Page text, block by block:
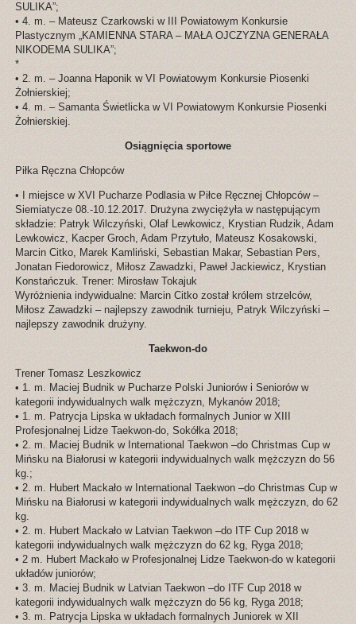
SULIKA”;
• 4. m. – Mateusz Czarkowski w III Powiatowym Konkursie
Plastycznym „KAMIENNA STARA – MAŁA OJCZYZNA GENERAŁA
NIKODEMA SULIKA”;
*
• 2. m. – Joanna Haponik w VI Powiatowym Konkursie Piosenki
Żołnierskiej;
• 4. m. – Samanta Świetlicka w VI Powiatowym Konkursie Piosenki
Żołnierskiej.
Osiągnięcia sportowe
Piłka Ręczna Chłopców
• I miejsce w XVI Pucharze Podlasia w Piłce Ręcznej Chłopców –
Siemiatycze 08.-10.12.2017. Drużyna zwyciężyła w następującym
składzie: Patryk Wilczyński, Olaf Lewkowicz, Krystian Rudzik, Adam
Lewkowicz, Kacper Groch, Adam Przytuło, Mateusz Kosakowski,
Marcin Citko, Marek Kamliński, Sebastian Makar, Sebastian Pers,
Jonatan Fiedorowicz, Miłosz Zawadzki, Paweł Jackiewicz, Krystian
Konstańczuk. Trener: Mirosław Tokajuk
Wyróżnienia indywidualne: Marcin Citko został królem strzelców,
Miłosz Zawadzki – najlepszy zawodnik turnieju, Patryk Wilczyński –
najlepszy zawodnik drużyny.
Taekwon-do
Trener Tomasz Leszkowicz
• 1. m. Maciej Budnik w Pucharze Polski Juniorów i Seniorów w
kategorii indywidualnych walk mężczyzn, Mykanów 2018;
• 1. m. Patrycja Lipska w układach formalnych Junior w XIII
Profesjonalnej Lidze Taekwon-do, Sokółka 2018;
• 2. m. Maciej Budnik w International Taekwon –do Christmas Cup w
Mińsku na Białorusi w kategorii indywidualnych walk mężczyzn do 56
kg.;
• 2. m. Hubert Mackało w International Taekwon –do Christmas Cup w
Mińsku na Białorusi w kategorii indywidualnych walk mężczyzn, do 62
kg.
• 2. m. Hubert Mackało w Latvian Taekwon –do ITF Cup 2018 w
kategorii indywidualnych walk mężczyzn do 62 kg, Ryga 2018;
• 2 m. Hubert Mackało w Profesjonalnej Lidze Taekwon-do w kategorii
układów juniorów;
• 3. m. Maciej Budnik w Latvian Taekwon –do ITF Cup 2018 w
kategorii indywidualnych walk mężczyzn do 56 kg, Ryga 2018;
• 3. m. Patrycja Lipska w układach formalnych Juniorek w XII